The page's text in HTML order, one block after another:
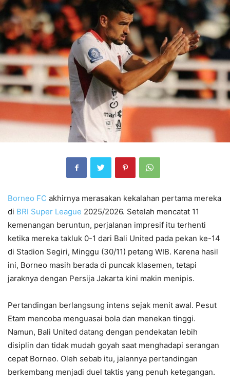
Borneo FC akhirnya merasakan kekalahan pertama mereka
di BRI Super League 2025/2026. Setelah mencatat 11
kemenangan beruntun, perjalanan impresif itu terhenti
ketika mereka takluk 0-1 dari Bali United pada pekan ke-14
di Stadion Segiri, Minggu (30/11) petang WIB. Karena hasil
ini, Borneo masih berada di puncak klasemen, tetapi
jaraknya dengan Persija Jakarta kini makin menipis.
Pertandingan berlangsung intens sejak menit awal. Pesut
Etam mencoba menguasai bola dan menekan tinggi.
Namun, Bali United datang dengan pendekatan lebih
disiplin dan tidak mudah goyah saat menghadapi serangan
cepat Borneo. Oleh sebab itu, jalannya pertandingan
berkembang menjadi duel taktis yang penuh ketegangan.